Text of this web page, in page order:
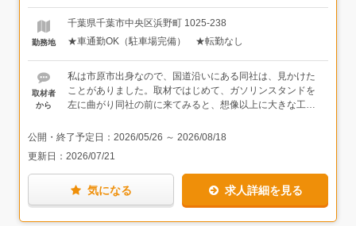
です。「何がわからないのかも、わからない…」はじめは
みんなゼロからのスタートです。着実にスキルを身に付け
ていけるよう、先輩社員がしっかりとサポートするので、
ご安心ください。製造スタッフは、ゆくゆくは「技術者」
と社内で呼ばれるようになります。できないことができる
ようになるのは、楽しいですよ。
万円／入社10年目
勤務地
千葉県千葉市中央区浜野町 1025-238
★車通勤OK（駐車場完備） ★転勤なし
取材者
から
私は市原市出身なので、国道沿いにある同社は、見かけた
ことがありました。取材ではじめて、ガソリンスタンドを
左に曲がり同社の前に来てみると、想像以上に大きな工場
「鋼材（鉄）」。建築などで資材として使われることもあ
れば、駅のホーム柵になったり、ホームセンターで資材と
して売られることもあったりと、作り手自身も把握しきれ
ないくらい、色々なモノづくりができるのが同社の特徴で
あり、面白さだそうです。
公開・終了予定日： 2026/05/26 ～ 2026/08/18
更新日： 2026/07/21
気になる 求人詳細を見る